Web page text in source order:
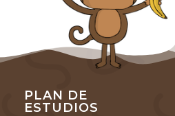
PLAN DE
ESTUDIOS